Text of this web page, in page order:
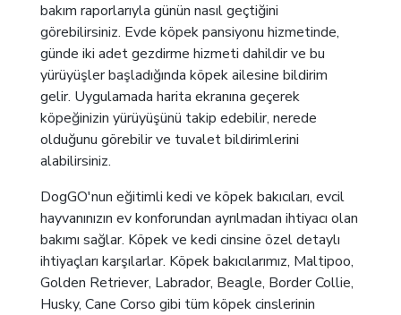
bakım raporlarıyla günün nasıl geçtiğini
görebilirsiniz. Evde köpek pansiyonu hizmetinde,
günde iki adet gezdirme hizmeti dahildir ve bu
yürüyüşler başladığında köpek ailesine bildirim
gelir. Uygulamada harita ekranına geçerek
köpeğinizin yürüyüşünü takip edebilir, nerede
olduğunu görebilir ve tuvalet bildirimlerini
alabilirsiniz.
DogGO'nun eğitimli kedi ve köpek bakıcıları, evcil
hayvanınızın ev konforundan ayrılmadan ihtiyacı olan
bakımı sağlar. Köpek ve kedi cinsine özel detaylı
ihtiyaçları karşılarlar. Köpek bakıcılarımız, Maltipoo,
Golden Retriever, Labrador, Beagle, Border Collie,
Husky, Cane Corso gibi tüm köpek cinslerinin